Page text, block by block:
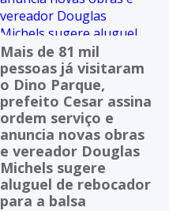
Mais de 81 mil
pessoas já visitaram
o Dino Parque,
prefeito Cesar assina
ordem serviço e
anuncia novas obras
e vereador Douglas
Michels sugere
aluguel de rebocador
para a balsa